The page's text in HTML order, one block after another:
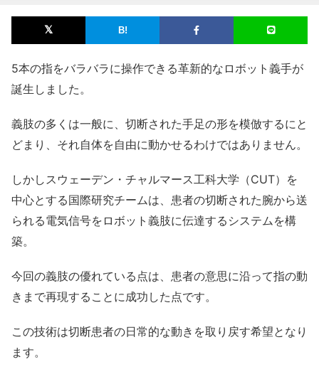
5本の指をバラバラに操作できる革新的なロボット義手が
誕生しました。
義肢の多くは一般に、切断された手足の形を模倣するにと
どまり、それ自体を自由に動かせるわけではありません。
しかしスウェーデン・チャルマース工科大学（CUT）を
中心とする国際研究チームは、患者の切断された腕から送
られる電気信号をロボット義肢に伝達するシステムを構
築。
今回の義肢の優れている点は、患者の意思に沿って指の動
きまで再現することに成功した点です。
この技術は切断患者の日常的な動きを取り戻す希望となり
ます。